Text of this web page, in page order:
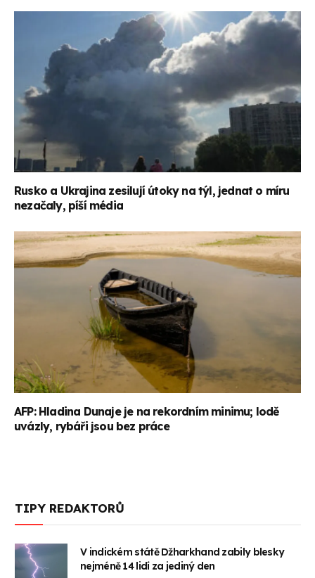
Rusko a Ukrajina zesilují útoky na týl, jednat o míru
nezačaly, píší média
AFP: Hladina Dunaje je na rekordním minimu; lodě
uvázly, rybáři jsou bez práce
TIPY REDAKTORŮ
V indickém státě Džharkhand zabily blesky
nejméně 14 lidí za jediný den